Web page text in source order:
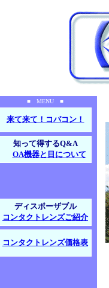
■ MENU ■
来て来て！コバコン！
知って得するQ&A
OA機器と目について
ディスポーザブル
コンタクトレンズご紹介
コンタクトレンズ価格表